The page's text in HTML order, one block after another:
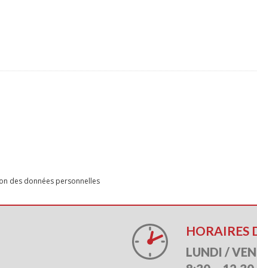
des données personnelles
HORAIRES
LUNDI /